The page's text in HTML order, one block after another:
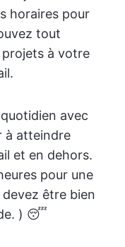
horaires pour
tout
projets à votre
quotidien avec
à atteindre
et en dehors.
pour une
être bien
) 😴